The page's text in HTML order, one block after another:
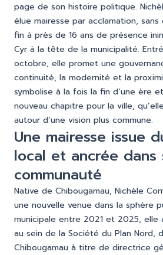
page de son histoire politique.
élue mairesse par acclamation,
fin à près de 16 ans de présence
Cyr à la tête de la municipalité.
octobre, elle promet une
continuité, la modernité et la
symbolise à la fois la fin d’une ère
nouveau chapitre pour la ville,
autour d’une vision plus commune.
Une mairesse issue
local et ancrée dans
communauté
Native de Chibougamau, Nichèle
une nouvelle venue dans la sphère
municipale entre 2021 et 2025,
au sein de la Société du Plan Nord,
Chibougamau à titre de directrice